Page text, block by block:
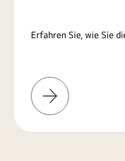
Erfahren Sie, wie Sie
Mehr
erfahren